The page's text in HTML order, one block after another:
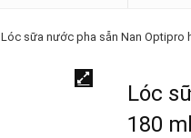
Lóc sữa nước pha sẵn Nan Optipro
Lóc
180 ml